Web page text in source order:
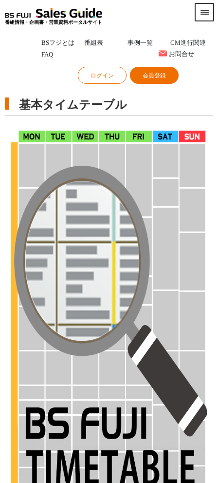
番組情報・企画書・営業資料ポータルサイト
BSフジとは 番組表 事例一覧
CM進行関連
FAQ
お問合せ
ログイン 会員登録
基本タイムテーブル